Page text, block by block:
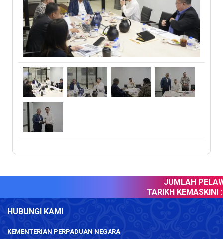
JUMLAH
TARIKH KEMASKINI :
HUBUNGI KAMI
KEMENTERIAN PERPADUAN NEGARA